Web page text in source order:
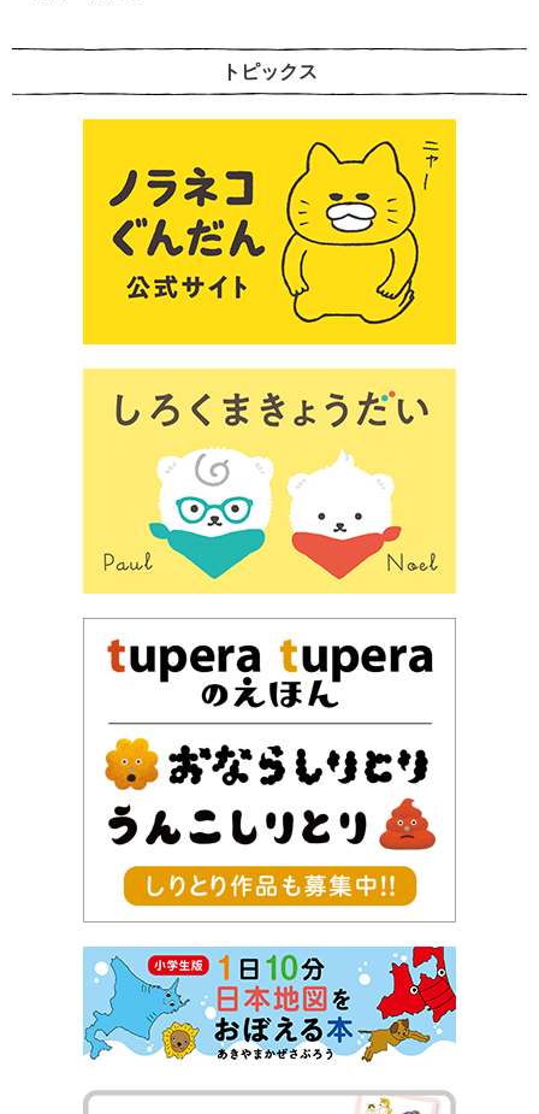
トピックス